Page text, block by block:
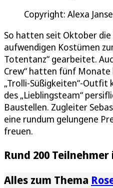
Copyright: Alexa
So hatten seit Oktober
aufwendigen Kostümen
Totentanz“ gearbeitet.
Crew“ hatten fünf
„Trolli-Süßigkeiten“-
des „Lieblingsteam“
Baustellen. Zugleiter
eine rundum gelungene
freuen.
Rund 200
Alles zum Thema